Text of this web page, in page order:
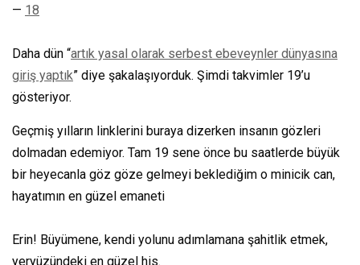
— 18
Daha dün “artık yasal olarak serbest ebeveynler dünyasına
giriş yaptık” diye şakalaşıyorduk. Şimdi takvimler 19’u
gösteriyor.
Geçmiş yılların linklerini buraya dizerken insanın gözleri
dolmadan edemiyor. Tam 19 sene önce bu saatlerde büyük
bir heyecanla göz göze gelmeyi beklediğim o minicik can,
hayatımın en güzel emaneti
Erin! Büyümene, kendi yolunu adımlamana şahitlik etmek,
yeryüzündeki en güzel his.